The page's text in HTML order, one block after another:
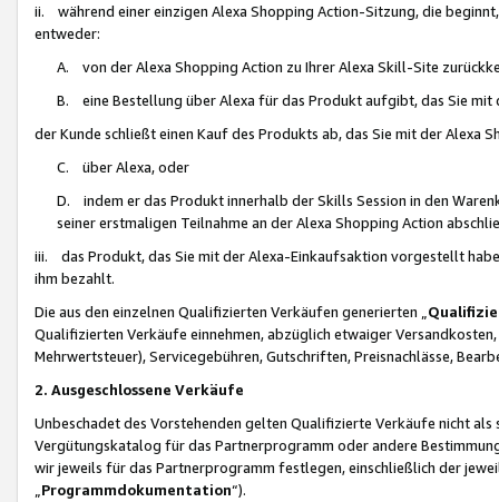
ii. während einer einzigen Alexa Shopping Action-Sitzung, die
entweder:
A. von der Alexa Shopping Action zu Ihrer Alexa Skill-Site
B. eine Bestellung über Alexa für das Produkt aufgibt, das Sie mit
der Kunde schließt einen Kauf des Produkts ab, das Sie mit der Alexa
C. über Alexa, oder
D. indem er das Produkt innerhalb der Skills Session in den
seiner erstmaligen Teilnahme an der Alexa Shopping Action
iii. das Produkt, das Sie mit der Alexa-Einkaufsaktion vorgestellt
ihm bezahlt.
Die aus den einzelnen Qualifizierten Verkäufen generierten „
Qualifizierten Verkäufe einnehmen, abzüglich etwaiger
Mehrwertsteuer), Servicegebühren, Gutschriften, Preisnachlässe,
2. Ausgeschlossene Verkäufe
Unbeschadet des Vorstehenden gelten Qualifizierte Verkäufe nicht
Vergütungskatalog für das Partnerprogramm oder andere
wir jeweils für das Partnerprogramm festlegen, einschließlich der
Programmdokumentation“).